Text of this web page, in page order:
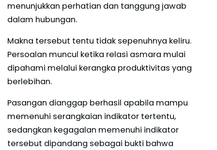
menunjukkan perhatian dan tanggung jawab
dalam hubungan.
Makna tersebut tentu tidak sepenuhnya keliru.
Persoalan muncul ketika relasi asmara mulai
dipahami melalui kerangka produktivitas yang
berlebihan.
Pasangan dianggap berhasil apabila mampu
memenuhi serangkaian indikator tertentu,
sedangkan kegagalan memenuhi indikator
tersebut dipandang sebagai bukti bahwa